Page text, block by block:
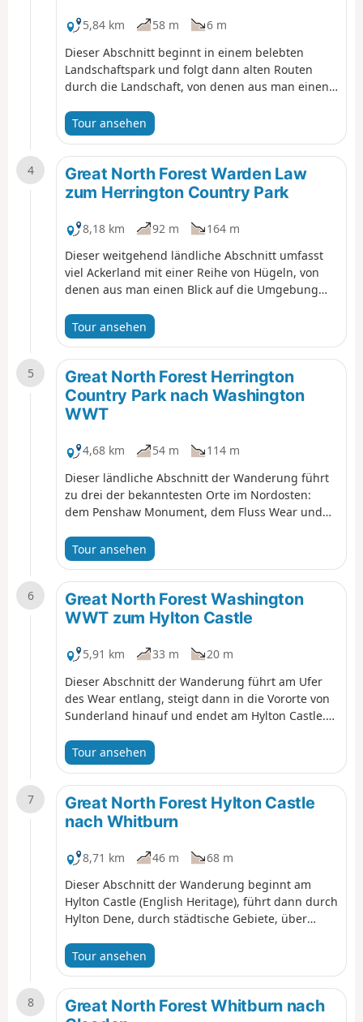
5,84 km 58 m
6 m
Dieser Abschnitt beginnt in einem belebten
Landschaftspark und folgt dann alten Routen
durch die Landschaft, von denen aus man einen
Sie unterwegs den Windpark.
Tour ansehen
4
Great North Forest Warden Law
zum Herrington Country Park
8,18 km 92 m
164 m
Dieser weitgehend ländliche Abschnitt umfasst
viel Ackerland mit einer Reihe von Hügeln, von
denen aus man einen Blick auf die Umgebung
entstand, als die Abraumhalde der Grube
geräumt wurde.
Tour ansehen
5
Great North Forest Herrington
Country Park nach Washington
WWT
4,68 km 54 m
114 m
Dieser ländliche Abschnitt der Wanderung führt
zu drei der bekanntesten Orte im Nordosten:
dem Penshaw Monument, dem Fluss Wear und
Tour ansehen
6
Great North Forest Washington
WWT zum Hylton Castle
5,91 km 33 m
20 m
Dieser Abschnitt der Wanderung führt am Ufer
des Wear entlang, steigt dann in die Vororte von
Sunderland hinauf und endet am Hylton Castle.
den Schiffbau in Hylton und die Ferryboat Lane
die einzige Erinnerung daran, dass es hier einst
eine Fähre gab.
Tour ansehen
7
Great North Forest Hylton Castle
nach Whitburn
8,71 km 46 m
68 m
Dieser Abschnitt der Wanderung beginnt am
Hylton Castle (English Heritage), führt dann durch
Hylton Dene, durch städtische Gebiete, über
Whitburn und zur Küste von Whitburn und
Seaburn.
Tour ansehen
8
Great North Forest Whitburn nach